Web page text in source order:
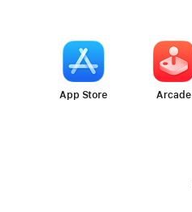
App Store Arcade